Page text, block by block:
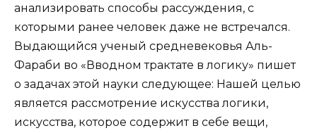
анализировать способы рассуждения, с
которыми ранее человек даже не встречался.
Выдающийся ученый средневековья Аль-
Фараби во «Вводном трактате в логику» пишет
о задачах этой науки следующее: Нашей целью
является рассмотрение искусства логики,
искусства, которое содержит в себе вещи,